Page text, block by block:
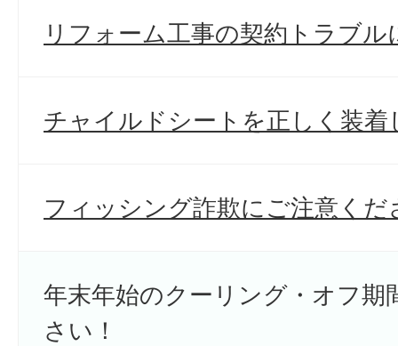
リフォーム工事の契約トラブ
チャイルドシートを正しく装着
フィッシング詐欺にご注意くだ
年末年始のクーリング・オフ期
さい！